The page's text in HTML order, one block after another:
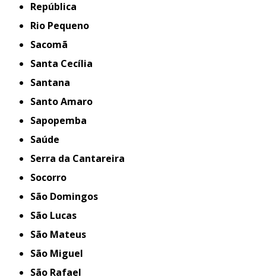
República
Rio Pequeno
Sacomã
Santa Cecília
Santana
Santo Amaro
Sapopemba
Saúde
Serra da Cantareira
Socorro
São Domingos
São Lucas
São Mateus
São Miguel
São Rafael